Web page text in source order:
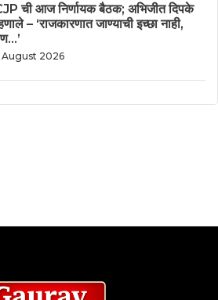
ची आज निर्णायक बैठक; अभिजीत दिपके
– ‘राजकारणात जाण्याची इच्छा नाही,
August 2026